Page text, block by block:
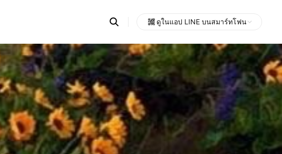
Search
OpenChats
messages
search
area
ดูในแอป LINE บนสมาร์ทโฟน